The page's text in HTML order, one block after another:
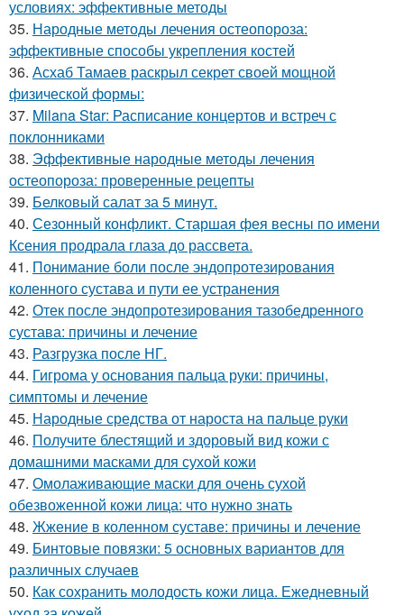
условиях: эффективные методы
35. Народные методы лечения остеопороза:
эффективные способы укрепления костей
36. Асхаб Тамаев раскрыл секрет своей мощной
физической формы:
37. Milana Star: Расписание концертов и встреч с
поклонниками
38. Эффективные народные методы лечения
остеопороза: проверенные рецепты
39. Белковый салат за 5 минут.
40. Сезонный конфликт. Старшая фея весны по имени
Ксения продрала глаза до рассвета.
41. Понимание боли после эндопротезирования
коленного сустава и пути ее устранения
42. Отек после эндопротезирования тазобедренного
сустава: причины и лечение
43. Разгрузка после НГ.
44. Гигрома у основания пальца руки: причины,
симптомы и лечение
45. Народные средства от нароста на пальце руки
46. Получите блестящий и здоровый вид кожи с
домашними масками для сухой кожи
47. Омолаживающие маски для очень сухой
обезвоженной кожи лица: что нужно знать
48. Жжение в коленном суставе: причины и лечение
49. Бинтовые повязки: 5 основных вариантов для
различных случаев
50. Как сохранить молодость кожи лица. Ежедневный